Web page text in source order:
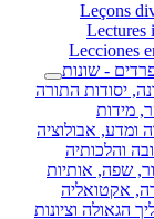
Leçons
Lectures
Lecciones
- שונות
יסודות התורה
מידות
ומדע, אבולוציה
והלכותיה
שפה, אותיות
אקטואליה
הגאולה וציונות